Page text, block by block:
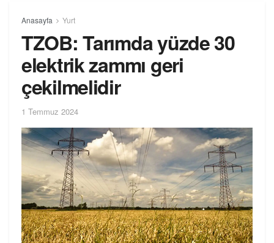
Anasayfa Yurt
TZOB: Tarımda yüzde 30
elektrik zammı geri
çekilmelidir
1 Temmuz 2024